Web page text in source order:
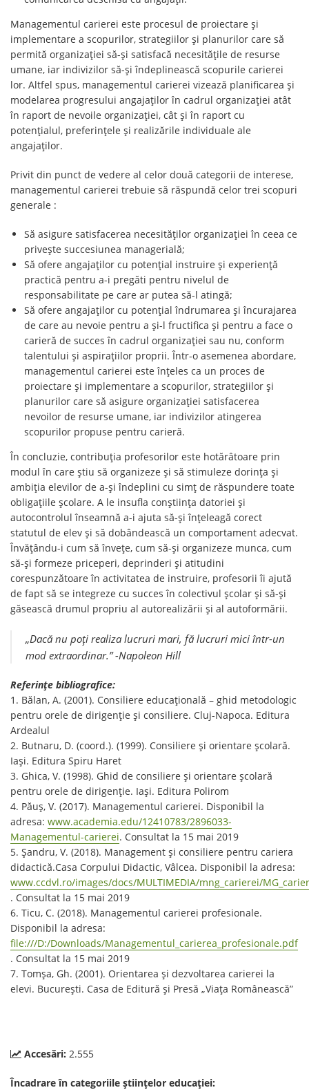
Managementul carierei este procesul de proiectare şi
implementare a scopurilor, strategiilor şi planurilor care să
permită organizaţiei să-şi satisfacă necesităţile de resurse
umane, iar indivizilor să-şi îndeplinească scopurile carierei
lor. Altfel spus, managementul carierei vizează planificarea şi
modelarea progresului angajaţilor în cadrul organizaţiei atât
în raport de nevoile organizaţiei, cât şi în raport cu
potenţialul, preferinţele şi realizările individuale ale
angajaţilor.
Privit din punct de vedere al celor două categorii de interese,
managementul carierei trebuie să răspundă celor trei scopuri
generale :
Să asigure satisfacerea necesităţilor organizaţiei în ceea ce
priveşte succesiunea managerială;
Să ofere angajaţilor cu potenţial instruire şi experienţă
practică pentru a-i pregăti pentru nivelul de
responsabilitate pe care ar putea să-l atingă;
Să ofere angajaţilor cu potenţial îndrumarea şi încurajarea
de care au nevoie pentru a şi-l fructifica şi pentru a face o
carieră de succes în cadrul organizaţiei sau nu, conform
talentului şi aspiraţiilor proprii. Într-o asemenea abordare,
managementul carierei este înţeles ca un proces de
proiectare şi implementare a scopurilor, strategiilor şi
planurilor care să asigure organizaţiei satisfacerea
nevoilor de resurse umane, iar indivizilor atingerea
scopurilor propuse pentru carieră.
În concluzie, contribuția profesorilor este hotărâtoare prin
modul în care ştiu să organizeze şi să stimuleze dorinţa şi
ambiţia elevilor de a-şi îndeplini cu simţ de răspundere toate
obligaţiile şcolare. A le insufla conştiinţa datoriei şi
autocontrolul înseamnă a-i ajuta să-şi înţeleagă corect
statutul de elev şi să dobândească un comportament adecvat.
Învăţându-i cum să înveţe, cum să-şi organizeze munca, cum
să-şi formeze priceperi, deprinderi şi atitudini
corespunzătoare în activitatea de instruire, profesorii îi ajută
de fapt să se integreze cu succes în colectivul şcolar şi să-şi
găsească drumul propriu al autorealizării şi al autoformării.
„Dacă nu poți realiza lucruri mari, fă lucruri mici într-un
mod extraordinar.” -Napoleon Hill
Referințe bibliografice:
1. Bălan, A. (2001). Consiliere educațională – ghid metodologic
pentru orele de dirigenție și consiliere. Cluj-Napoca. Editura
Ardealul
2. Butnaru, D. (coord.). (1999). Consiliere și orientare școlară.
Iași. Editura Spiru Haret
3. Ghica, V. (1998). Ghid de consiliere și orientare școlară
pentru orele de dirigenție. Iași. Editura Polirom
4. Păuș, V. (2017). Managementul carierei. Disponibil la
adresa: www.academia.edu/12410783/2896033-
Managementul-carierei. Consultat la 15 mai 2019
5. Șandru, V. (2018). Management și consiliere pentru cariera
didactică.Casa Corpului Didactic, Vâlcea. Disponibil la adresa:
www.ccdvl.ro/images/docs/MULTIMEDIA/mng_carierei/
. Consultat la 15 mai 2019
6. Ticu, C. (2018). Managementul carierei profesionale.
Disponibil la adresa:
file:///D:/Downloads/Managementul_carierea_profesionale.pdf
. Consultat la 15 mai 2019
7. Tomșa, Gh. (2001). Orientarea și dezvoltarea carierei la
elevi. București. Casa de Editură și Presă „Viața Românească”
Accesări: 2.555
Încadrare în categoriile științelor educației: